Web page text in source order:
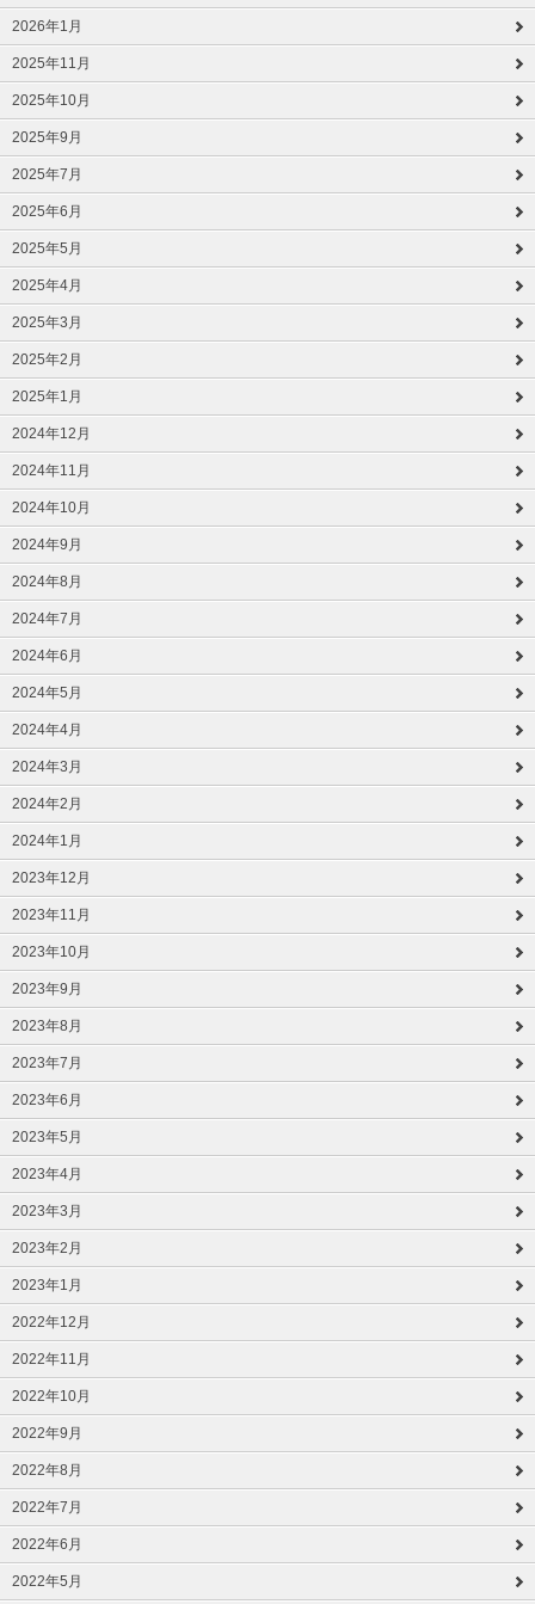
2026年1月
2025年11月
2025年10月
2025年9月
2025年7月
2025年6月
2025年5月
2025年4月
2025年3月
2025年2月
2025年1月
2024年12月
2024年11月
2024年10月
2024年9月
2024年8月
2024年7月
2024年6月
2024年5月
2024年4月
2024年3月
2024年2月
2024年1月
2023年12月
2023年11月
2023年10月
2023年9月
2023年8月
2023年7月
2023年6月
2023年5月
2023年4月
2023年3月
2023年2月
2023年1月
2022年12月
2022年11月
2022年10月
2022年9月
2022年8月
2022年7月
2022年6月
2022年5月